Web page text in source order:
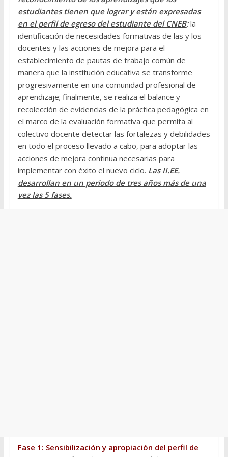
estudiantes tienen que lograr y están expresadas
en el perfil de egreso del estudiante del CNEB;la
identificación de necesidades formativas de las y los
docentes y las acciones de mejora para el
establecimiento de pautas de trabajo común de
manera que la institución educativa se transforme
progresivamente en una comunidad profesional de
aprendizaje; finalmente, se realiza el balance y
recolección de evidencias de la práctica pedagógica en
el marco de la evaluación formativa que permita al
colectivo docente detectar las fortalezas y debilidades
en todo el proceso llevado a cabo, para adoptar las
acciones de mejora continua necesarias para
implementar con éxito el nuevo ciclo. Las II.EE.
desarrollan en un periodo de tres años más de una
vez las 5 fases.
Fase 1: Sensibilización y apropiación del perfil de